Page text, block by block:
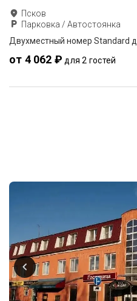
Псков
Парковка / Автостоянка
Двухместный номер Standard
от 4 062 ₽ для 2 гостей